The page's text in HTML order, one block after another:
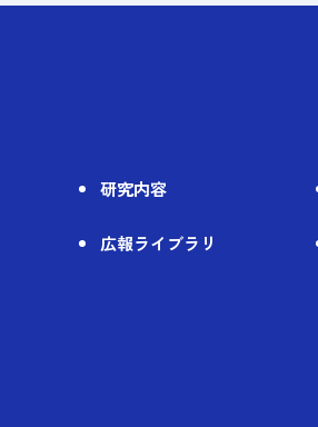
研究内容
広報ライブラリ